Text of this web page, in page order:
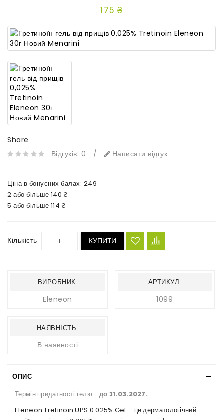
175 ₴
Share
Відгуків: 0
/ Написати відгук
Ціна в бонусних балах: 249
2 або більше 140 ₴
5 або більше 114 ₴
Кількість КУПИТИ
ВИРОБНИК:
Eleneon
АРТИКУЛ:
1099
НАЯВНІСТЬ:
В наявності
ОПИС
Термін придатності гелю - до 31.03.2027.
Eleneon Tretinoin UPS 0.025% Gel – це дерматологічний